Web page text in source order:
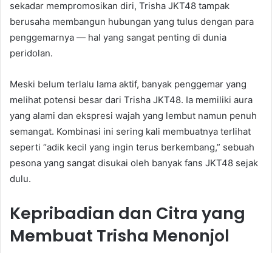
sekadar mempromosikan diri, Trisha JKT48 tampak
berusaha membangun hubungan yang tulus dengan para
penggemarnya — hal yang sangat penting di dunia
peridolan.
Meski belum terlalu lama aktif, banyak penggemar yang
melihat potensi besar dari Trisha JKT48. Ia memiliki aura
yang alami dan ekspresi wajah yang lembut namun penuh
semangat. Kombinasi ini sering kali membuatnya terlihat
seperti “adik kecil yang ingin terus berkembang,” sebuah
pesona yang sangat disukai oleh banyak fans JKT48 sejak
dulu.
Kepribadian dan Citra yang
Membuat Trisha Menonjol